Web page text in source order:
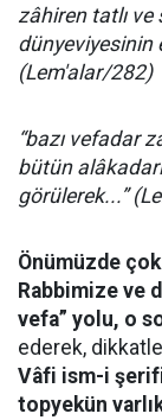
zâhiren tatlı ve
dünyeviyesinin
(Lem'alar/282)
“bazı vefadar
bütün
görülerek...”
Önümüzde
Rabbimize ve
vefa” yolu, o
ederek,
Vâfi ism-i
topyekün